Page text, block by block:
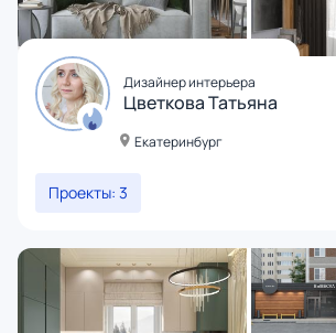
Дизайнер интерьера
Цветкова Татьяна
Екатеринбург
Проекты: 3